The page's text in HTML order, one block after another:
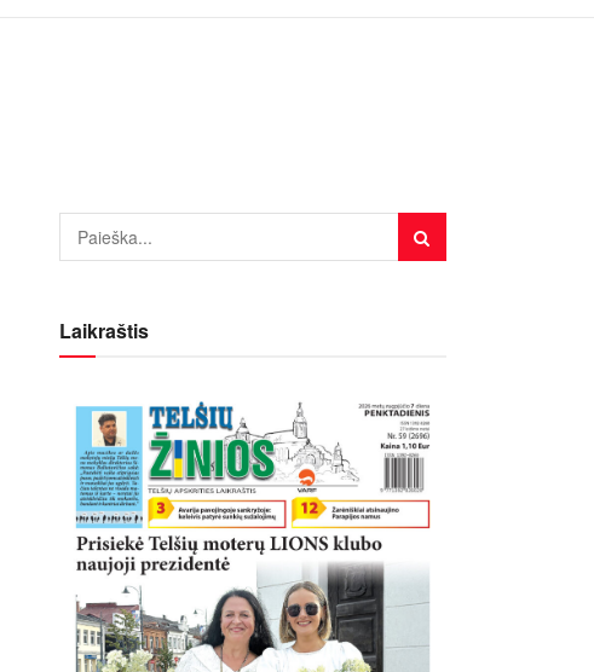
Laikraštis